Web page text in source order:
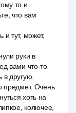
то и
что вам
и тут, может,
руки в
вами что-то
другую.
предмет. Очень
хоть на
колючее,